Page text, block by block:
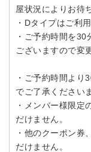
屋状況によりお待
・Dタイプはご利
・ご予約時間を
ございますので変
・ご予約時間より
でご了承ください
・メンバー様限定
だけません。
・他のクーポン券
だけません。